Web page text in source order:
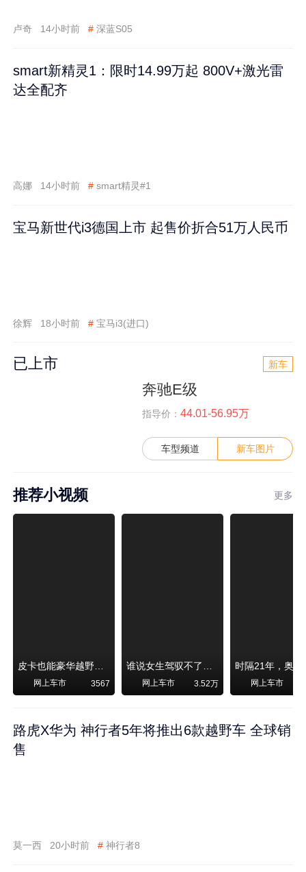
卢奇 14小时前 # 深蓝S05
smart新精灵1：限时14.99万起 800V+激光雷
达全配齐
高娜 14小时前 # smart精灵#1
宝马新世代i3德国上市 起售价折合51万人民币
徐辉 18小时前 # 宝马i3(进口)
已上市 新车
奔驰E级
指导价： 44.01-56.95万
车型频道 新车图片
推荐小视频 更多
皮卡也能豪华越野！纵横F700上市，限时卖29.99万起
网上车市 3567
谁说女生驾驭不了大SUV？看我开问界M6驰骋坝上草原！
网上车市 3.52万 网上车市
路虎X华为 神行者5年将推出6款越野车 全球销
售
莫一西 20小时前 # 神行者8